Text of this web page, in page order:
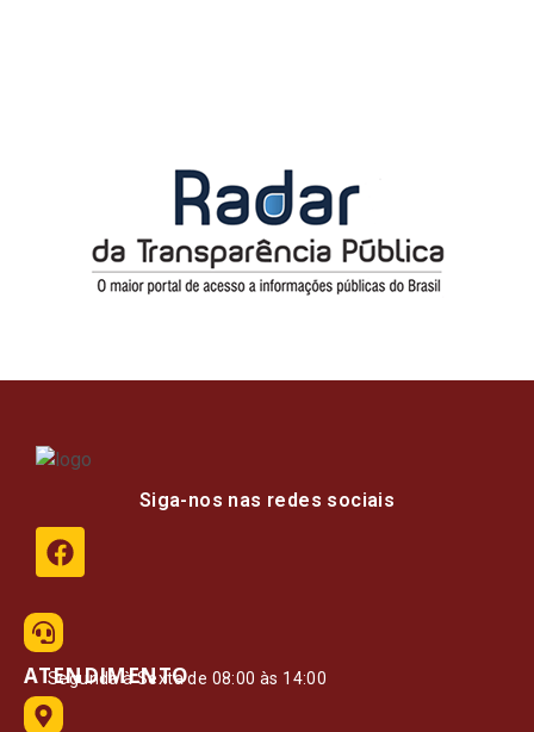
Siga-nos nas redes sociais
ATENDIMENTO
Segunda à Sexta de 08:00 às 14:00